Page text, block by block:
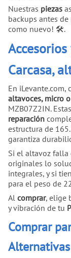
Nuestras piezas
backups antes de
como nuevo! 🛠.
Carcasa,
En iLevante.com,
altavoces, micro
MZB07Z2IN. Estas
reparación
estructura de
garantiza
Si el altavoz falla
originales lo
integrales, y si
para el peso de
Al comprar, elige
y vibración de tu
Comprar